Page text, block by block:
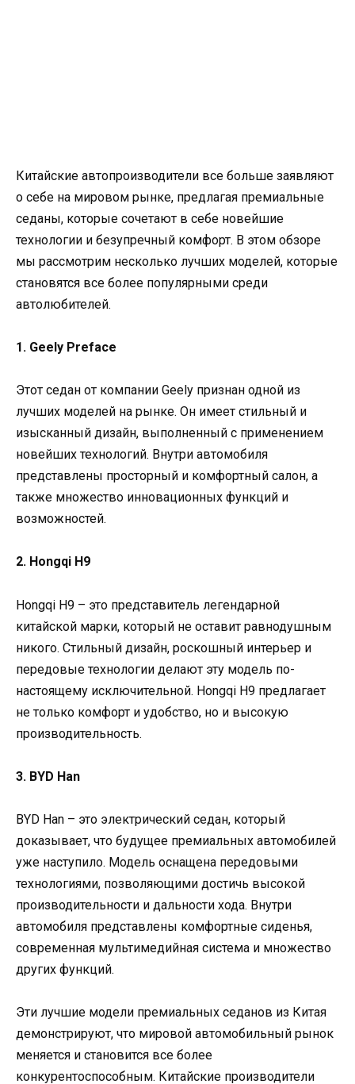
Китайские автопроизводители все больше заявляют
о себе на мировом рынке, предлагая премиальные
седаны, которые сочетают в себе новейшие
технологии и безупречный комфорт. В этом обзоре
мы рассмотрим несколько лучших моделей, которые
становятся все более популярными среди
автолюбителей.
1. Geely Preface
Этот седан от компании Geely признан одной из
лучших моделей на рынке. Он имеет стильный и
изысканный дизайн, выполненный с применением
новейших технологий. Внутри автомобиля
представлены просторный и комфортный салон, а
также множество инновационных функций и
возможностей.
2. Hongqi H9
Hongqi H9 – это представитель легендарной
китайской марки, который не оставит равнодушным
никого. Стильный дизайн, роскошный интерьер и
передовые технологии делают эту модель по-
настоящему исключительной. Hongqi H9 предлагает
не только комфорт и удобство, но и высокую
производительность.
3. BYD Han
BYD Han – это электрический седан, который
доказывает, что будущее премиальных автомобилей
уже наступило. Модель оснащена передовыми
технологиями, позволяющими достичь высокой
производительности и дальности хода. Внутри
автомобиля представлены комфортные сиденья,
современная мультимедийная система и множество
других функций.
Эти лучшие модели премиальных седанов из Китая
демонстрируют, что мировой автомобильный рынок
меняется и становится все более
конкурентоспособным. Китайские производители